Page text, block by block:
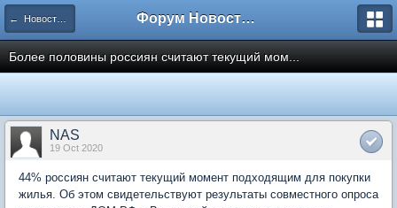
← Новости рынка недвижимости Форум Новостройки
Более половины россиян считают текущий мом...
NAS
19 Oct 2020
44% россиян считают текущий момент подходящим для покупки
жилья. Об этом свидетельствуют результаты совместного опроса